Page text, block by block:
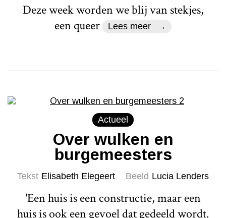
Deze week worden we blij van stekjes,
een queer
Lees meer
Actueel
Over wulken en
burgemeesters
Tekst Elisabeth Elegeert Beeld Lucia Lenders
'Een huis is een constructie, maar een
huis is ook een gevoel dat gedeeld wordt.